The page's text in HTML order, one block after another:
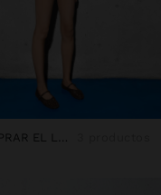
COMPRAR EL LOOK